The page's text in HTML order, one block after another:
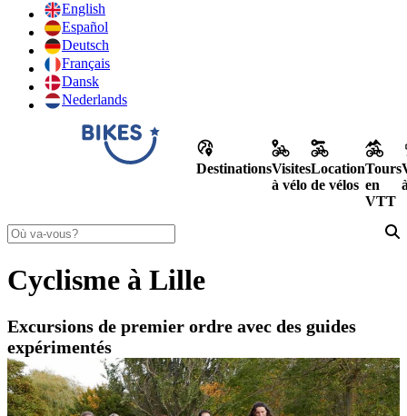
English
Español
Deutsch
Français
Dansk
Nederlands
DestinationsVisites
à vélo
Location
de vélos
Tours
en
VTT
Cyclisme à Lille
Excursions de premier ordre avec des guides
expérimentés